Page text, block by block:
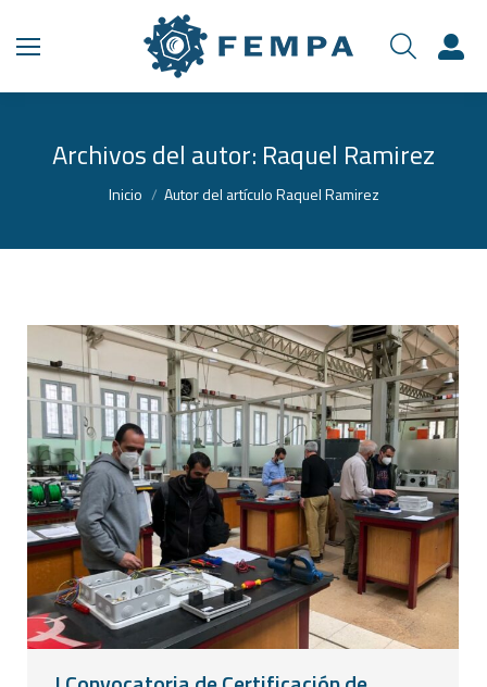
Archivos del autor: Raquel Ramirez
Estás aquí:
Inicio Autor del artículo Raquel Ramirez